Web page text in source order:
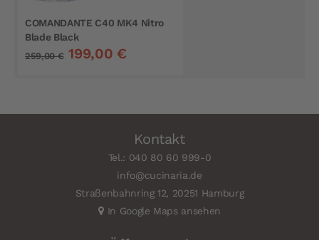
COMANDANTE C40 MK4 Nitro
Blade Black
199,00 €
259,00 €
Kontakt
Tel.: 040 80 60 999-0
info@cucinaria.de
Straßenbahnring 12, 20251 Hamburg
In Google Maps ansehen